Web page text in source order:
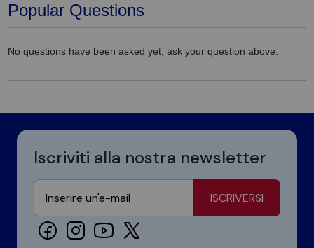
Popular Questions
No questions have been asked yet, ask your question above.
Iscriviti alla nostra newsletter
ISCRIVERSI